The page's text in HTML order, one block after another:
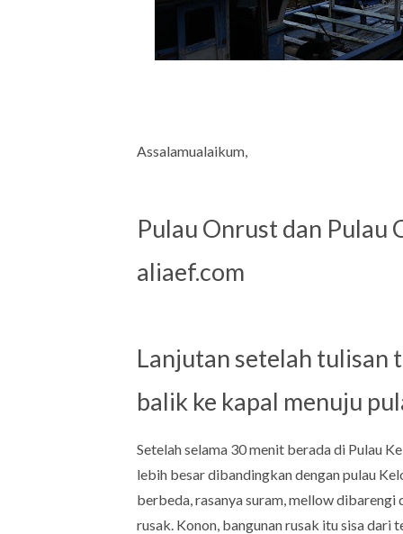
Assalamualaikum,
Pulau Onrust dan Pulau
aliaef.com
Lanjutan setelah tulisan
balik ke kapal menuju
Setelah selama 30 menit berada di Pulau
lebih besar dibandingkan dengan pulau
berbeda, rasanya suram, mellow dibarengi
rusak. Konon, bangunan rusak itu sisa dari